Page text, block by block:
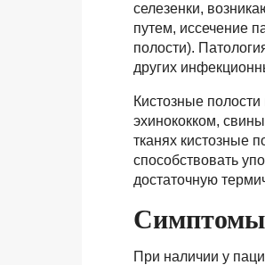
селезенки,
путем, иссечение
полости).
других
Кистозные
эхинококком,
тканях кистозные
способствовать
достаточную
Симптомы
При наличии у